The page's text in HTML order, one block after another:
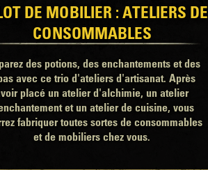
DE MOBILIER : ATELIERS DE
CONSOMMABLES
des potions, des enchantements et des
avec ce trio d'ateliers d'artisanat. Après
placé un atelier d'alchimie, un atelier
et un atelier de cuisine, vous
fabriquer toutes sortes de consommables
et de mobiliers chez vous.